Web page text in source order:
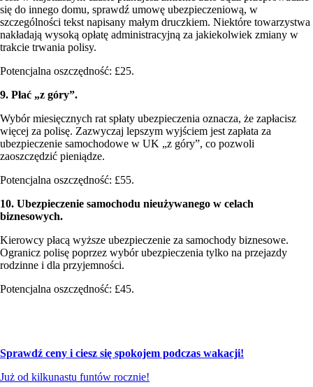
się do innego domu, sprawdź umowę ubezpieczeniową, w
szczególności tekst napisany małym druczkiem. Niektóre towarzystwa
nakładają wysoką opłatę administracyjną za jakiekolwiek zmiany w
trakcie trwania polisy.
Potencjalna oszczędność: £25.
9. Płać „z góry”.
Wybór miesięcznych rat spłaty ubezpieczenia oznacza, że zapłacisz
więcej za polisę. Zazwyczaj lepszym wyjściem jest zapłata za
ubezpieczenie samochodowe w UK „z góry”, co pozwoli
zaoszczędzić pieniądze.
Potencjalna oszczędność: £55.
10. Ubezpieczenie samochodu nieużywanego w celach
biznesowych.
Kierowcy płacą wyższe ubezpieczenie za samochody biznesowe.
Ogranicz polisę poprzez wybór ubezpieczenia tylko na przejazdy
rodzinne i dla przyjemności.
Potencjalna oszczędność: £45.
Sprawdź ceny i ciesz się spokojem podczas wakacji!
Już od kilkunastu funtów rocznie!